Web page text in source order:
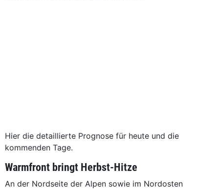
Hier die detaillierte Prognose für heute und die
kommenden Tage.
Warmfront bringt Herbst-Hitze
An der Nordseite der Alpen sowie im Nordosten